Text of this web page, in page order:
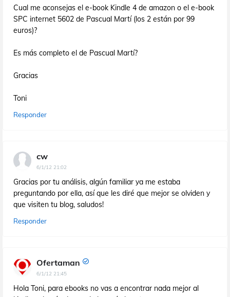
Cual me aconsejas el e-book Kindle 4 de amazon o el e-book
SPC internet 5602 de Pascual Martí (los 2 están por 99
euros)?
Es más completo el de Pascual Martí?
Gracias
Toni
Responder
cw
6/1/12 21:02
Gracias por tu análisis, algún familiar ya me estaba
preguntando por ella, así que les diré que mejor se olviden y
que visiten tu blog, saludos!
Responder
Ofertaman
6/1/12 21:45
Hola Toni, para ebooks no vas a encontrar nada mejor al